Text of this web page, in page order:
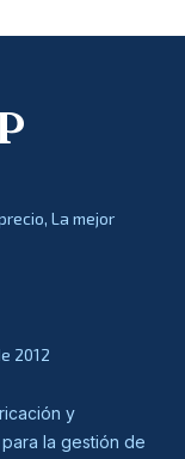
La mejor
2012
y
la gestión de